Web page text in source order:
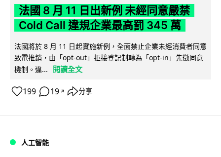
法國 8 月 11 日出新例 未經同意嚴禁
Cold Call 違規企業最高罰 345 萬
法國將於 8 月 11 日起實施新例，全面禁止企業未經消費者同意
致電推銷，由「opt-out」拒接登記制轉為「opt-in」先徵同意
機制。違...
閱讀全文
199 19 ↗ 分享
人工智能